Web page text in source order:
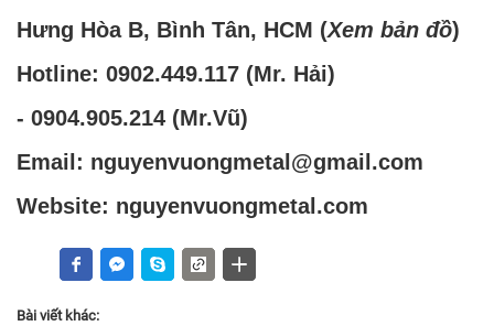
Hưng Hòa B, Bình Tân, HCM (Xem bản đồ)
Hotline: 0902.449.117 (Mr. Hải)
- 0904.905.214 (Mr.Vũ)
Email: nguyenvuongmetal@gmail.com
Website: nguyenvuongmetal.com
Bài viết khác: